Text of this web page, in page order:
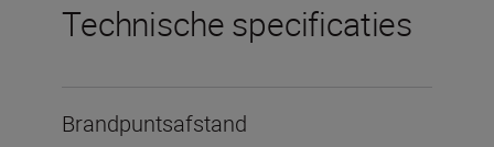
Technische specificaties
Brandpuntsafstand